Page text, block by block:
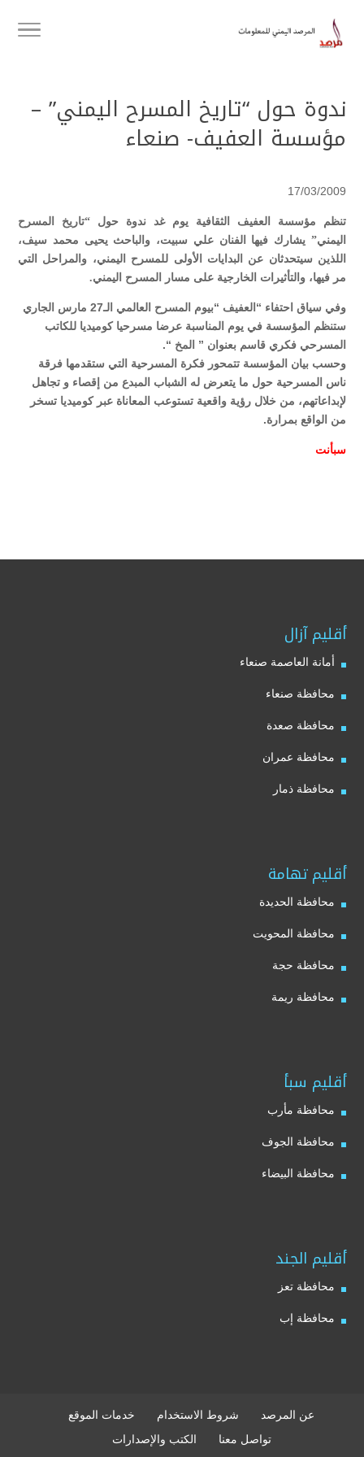
ندوة حول “تاريخ المسرح اليمني” –
مؤسسة العفيف- صنعاء
17/03/2009
تنظم مؤسسة العفيف الثقافية يوم غد ندوة حول “تاريخ المسرح
اليمني” يشارك فيها الفنان علي سبيت، والباحث يحيى محمد سيف،
اللذين سيتحدثان عن البدايات الأولى للمسرح اليمني، والمراحل التي
مر فيها، والتأثيرات الخارجية على مسار المسرح اليمني.
وفي سياق احتفاء “العفيف “بيوم المسرح العالمي الـ27 مارس الجاري
ستنظم المؤسسة في يوم المناسبة عرضا مسرحيا كوميديا للكاتب
المسرحي فكري قاسم بعنوان ” المخ “.
وحسب بيان المؤسسة تتمحور فكرة المسرحية التي ستقدمها فرقة
ناس المسرحية حول ما يتعرض له الشباب المبدع من إقصاء و تجاهل
لإبداعاتهم، من خلال رؤية واقعية تستوعب المعاناة عبر كوميديا تسخر
من الواقع بمرارة.
سبأنت
أقليم آزال
أمانة العاصمة صنعاء
محافظة صنعاء
محافظة صعدة
محافظة عمران
محافظة ذمار
أقليم تهامة
محافظة الحديدة
محافظة المحويت
محافظة حجة
محافظة ريمة
أقليم سبأ
محافظة مأرب
محافظة الجوف
محافظة البيضاء
أقليم الجند
محافظة تعز
محافظة إب
عن المرصد شروط الاستخدام
خدمات الموقع
تواصل معنا
الكتب والإصدارات